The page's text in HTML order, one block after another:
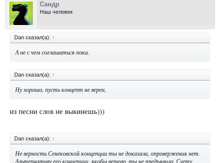
Сандр
Наш человек
Dan сказал(а): ↑
А не с чем соглашаться пока.
Dan сказал(а): ↑
Ну хорошо, пусть концепт не верен,
из песни слов не выкинешь)))
Dan сказал(а): ↑
Не верность Сенековской концепции ты не доказала, опровержения нет.
Альтернативу его концепции, якобы верную, ты не предъявила. Суету